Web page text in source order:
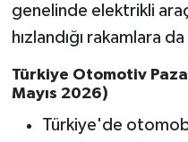
genelinde elektrikli
hızlandığı rakamlara da
Türkiye Otomotiv
Mayıs 2026)
Türkiye'de